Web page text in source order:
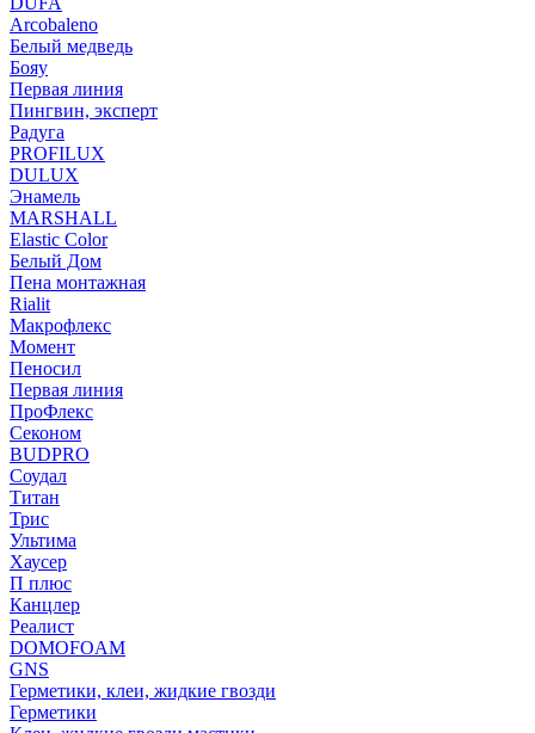
Arcobaleno
Белый медведь
Бояу
Первая линия
Пингвин, эксперт
Радуга
PROFILUX
DULUX
Энамель
MARSHALL
Elastic Color
Белый Дом
Пена монтажная
Rialit
Макрофлекс
Момент
Пеносил
Первая линия
ПроФлекс
Секоном
BUDPRO
Соудал
Титан
Трис
Ультима
Хаусер
П плюс
Канцлер
Реалист
DOMOFOAM
GNS
Герметики, клеи, жидкие гвозди
Герметики